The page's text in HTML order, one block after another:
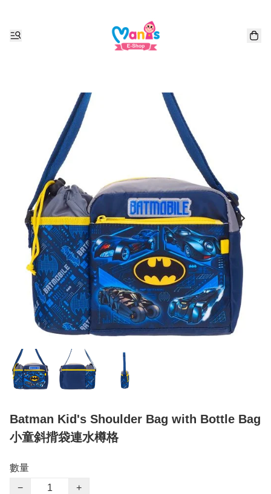
Batman Kid's Shoulder Bag with Bottle Bag
小童斜揹袋連水樽格
數量
−
+